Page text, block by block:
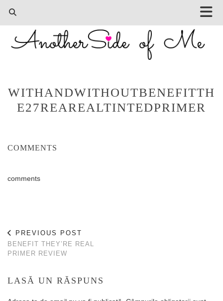
WITHANDWITHOUTBENEFITTH
E27REAREALTINTEDPRIMER
COMMENTS
comments
PREVIOUS POST
BENEFIT THEY’RE REAL
PRIMER REVIEW
LASĂ UN RĂSPUNS